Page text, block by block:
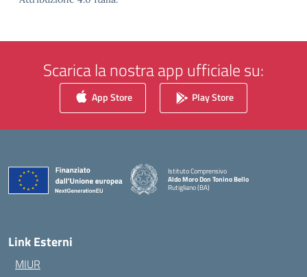
Scarica la nostra app ufficiale su:
App Store Play Store
Istituto Comprensivo
Aldo Moro Don Tonino Bello
Rutigliano (BA)
— Visita la pagina iniziale della scuola
Link Esterni
MIUR